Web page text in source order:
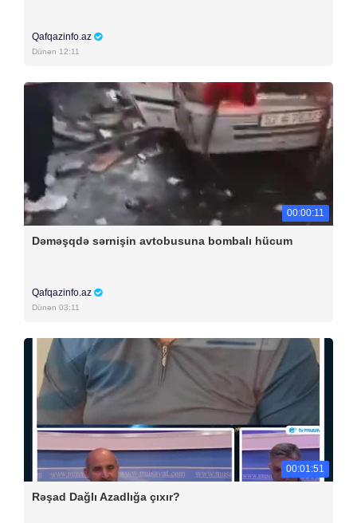
Qafqazinfo.az
Dünən 12:11
00:00:11
Dəməşqdə sərnişin avtobusuna bombalı hücum
Qafqazinfo.az
Dünən 03:11
00:01:51
Rəşad Dağlı Azadlığa çıxır?